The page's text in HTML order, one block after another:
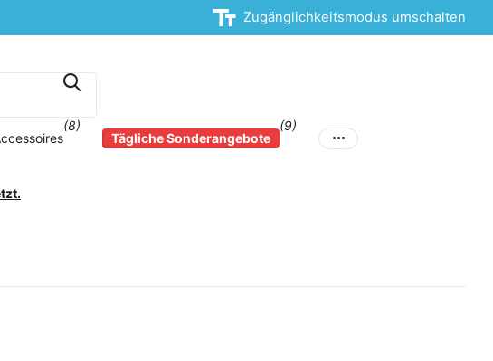
Zugänglichkeitsmodus umschalten
(8)
Tägliche Sonderangebote
(9)